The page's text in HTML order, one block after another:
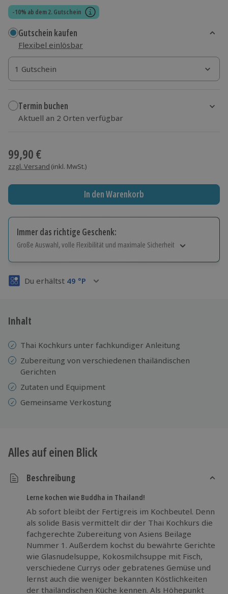
-10% ab dem 2. Gutschein
Gutschein kaufen
Flexibel einlösbar
1 Gutschein
1 Gutschein
1 Gutschein
Termin buchen
Aktuell an 2 Orten verfügbar
99,90 €
zzgl. Versand (inkl. MwSt.)
In den Warenkorb
Immer das richtige Geschenk:
Große Auswahl, volle Flexibilität und maximale Sicherheit
Volle Flexibilität
3 Jahre gültig & verlängerbar.
Du erhältst 49 °P
Inhalt
Thai Kochkurs unter fachkundiger Anleitung
Zubereitung von verschiedenen thailändischen
Gerichten
Zutaten und Equipment
Gemeinsame Verkostung
Alles auf einen Blick
Beschreibung
Lerne kochen wie Buddha in Thailand!
Ab sofort bleibt der Fertigreis im Kochbeutel. Denn
als solide Basis vermittelt dir der Thai Kochkurs die
fachgerechte Zubereitung von Asiens Beilage
Nummer 1. Außerdem kochst du bewährte Gerichte
wie Glasnudelsuppe, Kokosmilchsuppe mit Fisch,
verschiedene Currys oder gebratenes Gemüse und
lernst auch die weniger bekannten Köstlichkeiten
der thailändischen Küche kennen. Als Höhepunkt